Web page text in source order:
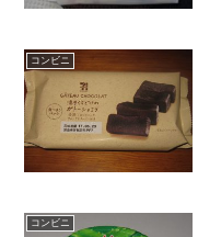
コンビニ
コンビニ